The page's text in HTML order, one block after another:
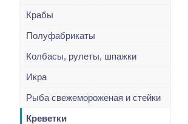
Крабы
Полуфабрикаты
Колбасы, рулеты, шпажки
Икра
Рыба свежемороженая и стейки
Креветки